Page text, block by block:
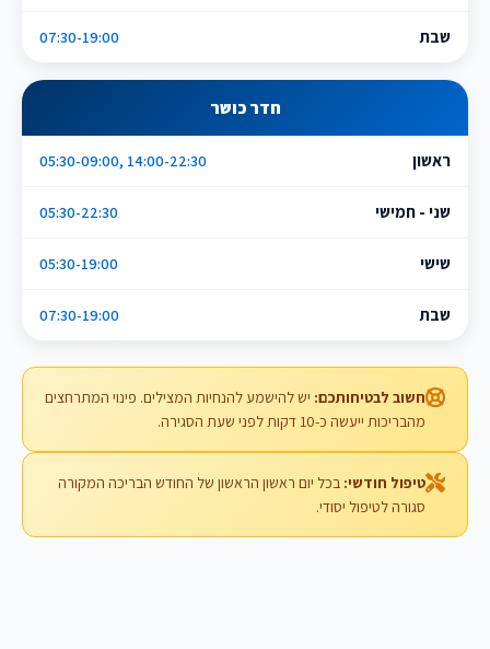
שבת 07:30-19:00
חדר כושר
ראשון 05:30-09:00, 14:00-22:30
שני - חמישי 05:30-22:30
שישי 05:30-19:00
שבת 07:30-19:00
חשוב לבטיחותכם: יש להישמע להנחיות המצילים. פינוי המתרחצים
מהבריכות ייעשה כ-10 דקות לפני שעת הסגירה.
טיפול חודשי: בכל יום ראשון הראשון של החודש הבריכה המקורה
סגורה לטיפול יסודי.